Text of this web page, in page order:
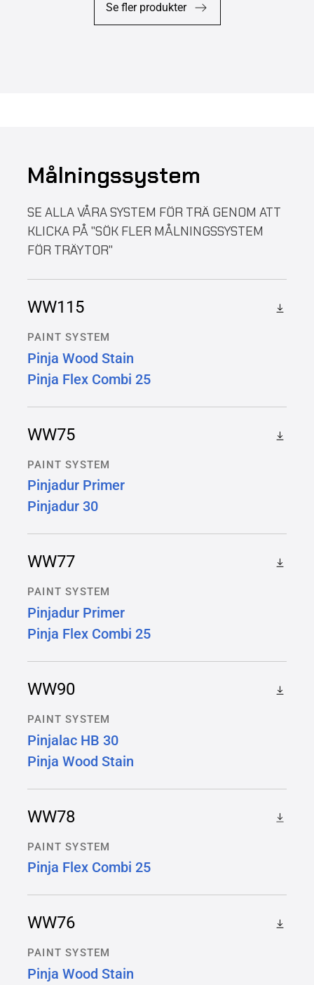
Se fler produkter
Målningssystem
SE ALLA VÅRA SYSTEM FÖR TRÄ GENOM ATT
KLICKA PÅ "SÖK FLER MÅLNINGSSYSTEM
FÖR TRÄYTOR"
WW115
PAINT SYSTEM
Pinja Wood Stain
Pinja Flex Combi 25
WW75
PAINT SYSTEM
Pinjadur Primer
Pinjadur 30
WW77
PAINT SYSTEM
Pinjadur Primer
Pinja Flex Combi 25
WW90
PAINT SYSTEM
Pinjalac HB 30
Pinja Wood Stain
WW78
PAINT SYSTEM
Pinja Flex Combi 25
WW76
PAINT SYSTEM
Pinja Wood Stain